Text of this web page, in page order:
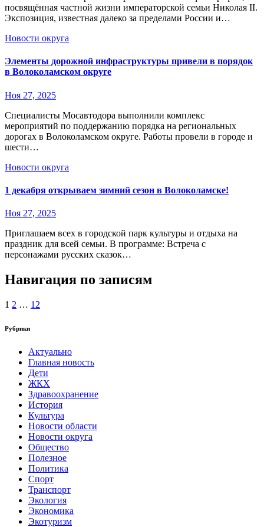
посвящённая частной жизни императорской семьи Николая II.
Экспозиция, известная далеко за пределами России и…
Новости округа
Элементы дорожной инфраструктуры привели в порядок
в Волоколамском округе
Ноя 27, 2025
Специалисты Мосавтодора выполнили комплекс
мероприятий по поддержанию порядка на региональных
дорогах в Волоколамском округе. Работы провели в городе и
шести…
Новости округа
1 декабря открываем зимний сезон в Волоколамске!
Ноя 27, 2025
Приглашаем всех в городской парк культуры и отдыха на
праздник для всей семьи. В программе: Встреча с
персонажами русских сказок…
Навигация по записям
1 2 … 12
Рубрики
Актуально
Главная новость
Дети
ЖКХ
Здравоохранение
История
Культура
Новости области
Новости округа
Общество
Полезное
Политика
Спорт
Транспорт
Экология
Экономика
Экотуризм